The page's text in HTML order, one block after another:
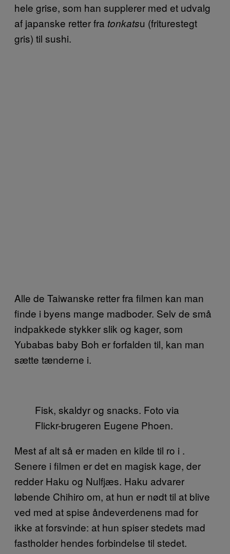
hele grise, som han supplerer med et udvalg
af japanske retter fra tonkatsu (friturestegt
gris) til sushi.
Alle de Taiwanske retter fra filmen kan man
finde i byens mange madboder. Selv de små
indpakkede stykker slik og kager, som
Yubabas baby Boh er forfalden til, kan man
sætte tænderne i.
Fisk, skaldyr og snacks. Foto via
Flickr-brugeren Eugene Phoen.
Mest af alt så er maden en kilde til ro i .
Senere i filmen er det en magisk kage, der
redder Haku og Nulfjæs. Haku advarer
løbende Chihiro om, at hun er nødt til at blive
ved med at spise åndeverdenens mad for
ikke at forsvinde: at hun spiser stedets mad
fastholder hendes forbindelse til stedet.